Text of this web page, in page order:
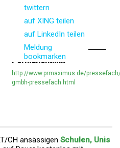
twittern
auf XING teilen
auf LinkedIn teilen
Meldung
bookmarken
Permanentlink
http://www.prmaximus.de/
gmbh-pressefach.html
CH ansässigen Schulen, Unis